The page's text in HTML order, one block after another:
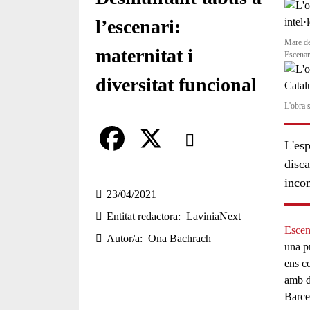
l’escenari:
maternitat i
diversitat funcional
Comparteix
a
c
e
Compartir en altres xarxes
23/04/2021
Entitat redactora
LaviniaNext
Autor/a
Ona Bachrach
Mare
L'obra
una
ens
amb